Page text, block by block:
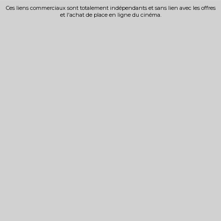
Ces liens commerciaux sont totalement indépendants et sans lien avec les offres
et l'achat de place en ligne du cinéma.